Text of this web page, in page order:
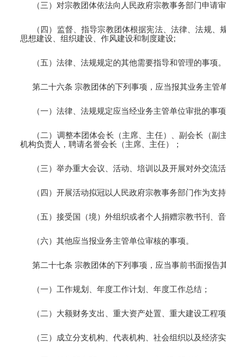
（三）对宗教团体依法向人民政府宗教事务部门申请
（四）监督、指导宗教团体根据宪法、法律、法规
思想建设、组织建设、作风建设和制度建设;
（五）法律、法规规定的其他需要指导和管理的事项。
第二十六条 宗教团体的下列事项，应当报其业务主管
（一）法律、法规规定应当经业务主管单位审批的事
（二）调整本团体会长（主席、主任）、副会长（
机构负责人，聘请名誉会长（主席、主任）；
（三）举办重大会议、活动、培训以及开展对外交流
（四）开展活动拟冠以人民政府宗教事务部门作为支
（五）接受国（境）外组织或者个人捐赠宗教书刊、
（六）其他应当报业务主管单位审核的事项。
第二十七条 宗教团体的下列事项，应当事前书面报告
（一）工作规划、年度工作计划、年度工作总结；
（二）大额财务支出、重大资产处置、重大建设工程
（三）成立分支机构、代表机构、社会组织以及经济